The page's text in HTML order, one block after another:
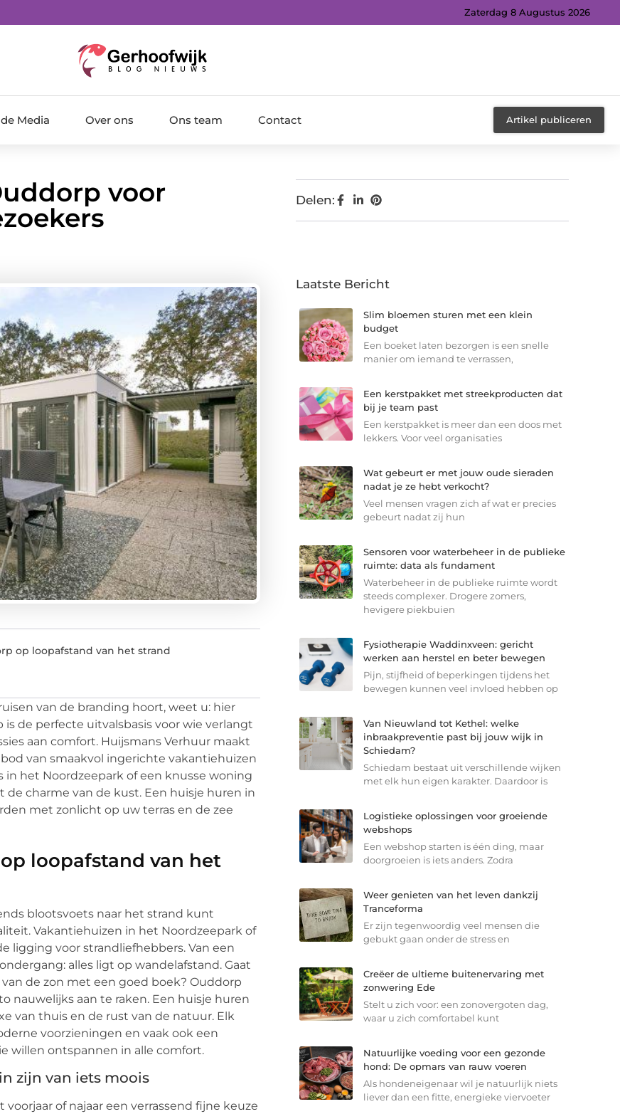
Zaterdag 8 Augustus 2026
Media Over ons Ons team Contact Artikel publiceren
voor
op loopafstand van het strand
van de branding hoort, weet u: hier
de perfecte uitvalsbasis voor wie verlangt
aan comfort. Huijsmans Verhuur maakt
van smaakvol ingerichte vakantiehuizen
het Noordzeepark of een knusse woning
de charme van de kust. Een huisje huren in
met zonlicht op uw terras en de zee
loopafstand van het
blootsvoets naar het strand kunt
Vakantiehuizen in het Noordzeepark of
ligging voor strandliefhebbers. Van een
alles ligt op wandelafstand. Gaat
de zon met een goed boek? Ouddorp
nauwelijks aan te raken. Een huisje huren
van thuis en de rust van de natuur. Elk
voorzieningen en vaak ook een
willen ontspannen in alle comfort.
zijn van iets moois
of najaar een verrassend fijne keuze
Delen:
Laatste Bericht
Slim bloemen sturen met een klein
budget
Een boeket laten bezorgen is een snelle
manier om iemand te verrassen,
Een kerstpakket met streekproducten dat
bij je team past
Een kerstpakket is meer dan een doos met
lekkers. Voor veel organisaties
Wat gebeurt er met jouw oude sieraden
nadat je ze hebt verkocht?
Veel mensen vragen zich af wat er precies
gebeurt nadat zij hun
Sensoren voor waterbeheer in de publieke
ruimte: data als fundament
Waterbeheer in de publieke ruimte wordt
steeds complexer. Drogere zomers,
hevigere piekbuien
Fysiotherapie Waddinxveen: gericht
werken aan herstel en beter bewegen
Pijn, stijfheid of beperkingen tijdens het
bewegen kunnen veel invloed hebben op
Van Nieuwland tot Kethel: welke
inbraakpreventie past bij jouw wijk in
Schiedam?
Schiedam bestaat uit verschillende wijken
met elk hun eigen karakter. Daardoor is
Logistieke oplossingen voor groeiende
webshops
Een webshop starten is één ding, maar
doorgroeien is iets anders. Zodra
Weer genieten van het leven dankzij
Tranceforma
Er zijn tegenwoordig veel mensen die
gebukt gaan onder de stress en
Creëer de ultieme buitenervaring met
zonwering Ede
Stelt u zich voor: een zonovergoten dag,
waar u zich comfortabel kunt
Natuurlijke voeding voor een gezonde
hond: De opmars van rauw voeren
Als hondeneigenaar wil je natuurlijk niets
liever dan een fitte, energieke viervoeter